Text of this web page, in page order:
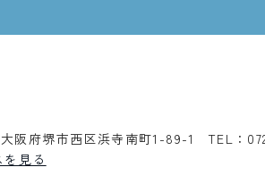
阪府堺市西区浜寺南町1-89-1
TEL：
見る